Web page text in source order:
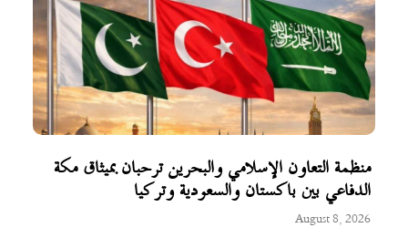
منظمة التعاون الإسلامي والبحرين ترحبان بميثاق مكة
الدفاعي بين باكستان والسعودية وتركيا
August 8, 2026